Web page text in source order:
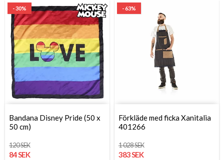
- 30%
Bandana Disney Pride (50 x
50 cm)
120 SEK
84 SEK
- 63%
Förkläde med ficka Xanitalia
401266
1 028 SEK
383 SEK